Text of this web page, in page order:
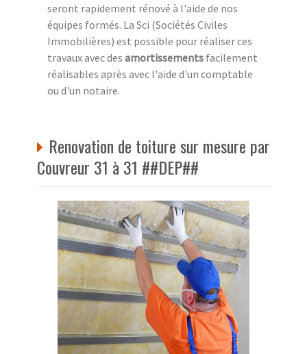
seront rapidement rénové à l'aide de nos
équipes formés. La Sci (Sociétés Civiles
Immobilières) est possible pour réaliser ces
travaux avec des amortissements facilement
réalisables après avec l'aide d'un comptable
ou d'un notaire.
Renovation de toiture sur mesure par
Couvreur 31 à 31 ##DEP##